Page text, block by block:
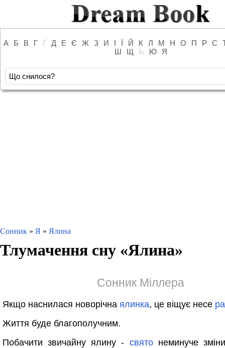
А Б В Г Ґ Д Е Є Ж З И І Ї Й К Л М Н О П Р С
Ш
Щ Ь Ю Я
Сонник » Я » Ялина
Тлумачення сну «Ялина»
Сонник Міллера
Якщо наснилася новорічна ялинка, це віщує несе
Життя буде благополучним.
Побачити звичайну ялину - святонеминуче